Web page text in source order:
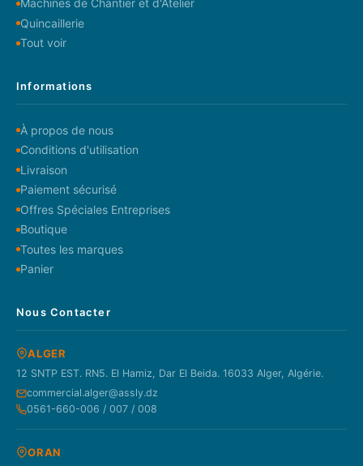
Machines de Chantier et d'Atelier
Quincaillerie
Tout voir
Informations
À propos de nous
Conditions d'utilisation
Livraison
Paiement sécurisé
Offres Spéciales Entreprises
Boutique
Toutes les marques
Panier
Nous Contacter
ALGER
12 SNTP EST. RN5. El Hamiz, Dar El Beida. 16033 Alger, Algérie.
commercial.alger@assly.dz
0561-660-006 / 007 / 008
ORAN